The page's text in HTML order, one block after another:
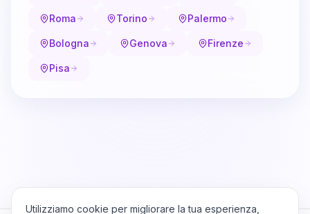
Roma Torino Palermo
Bologna Genova Firenze
Pisa
Utilizziamo cookie per migliorare la tua esperienza,